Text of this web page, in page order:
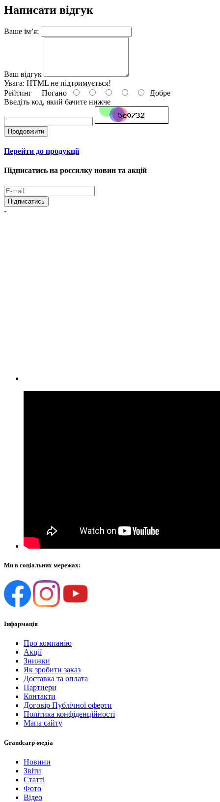
Написати відгук
Ваше ім’я:
Ваш відгук
Увага: HTML не підтримується!
Рейтинг Погано
Добре
Введіть код, який бачите нижче
Продовжити
Перейти до продукції
Підписатись на россилку новин та акцій
Підписатись
-
Ми в соціальних мережах:
Інформація
Про компанію
Акції
Знижки
Як зробити заказ
Доставка та оплата
Партнери
Контакти
Договір Публічної оферти
Політика конфіденційності
Мапа сайту
Grandcarp-медіа
Новини
Звіти
Статті
Фото
Відео